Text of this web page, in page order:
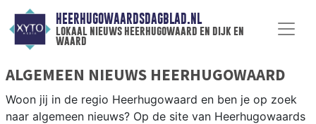
HEERHUGOWAARDSDAGBLAD.NL
lokaal nieuws heerhugowaard en dijk en
waard
ALGEMEEN NIEUWS HEERHUGOWAARD
Woon jij in de regio Heerhugowaard en ben je op zoek
naar algemeen nieuws? Op de site van Heerhugowaards